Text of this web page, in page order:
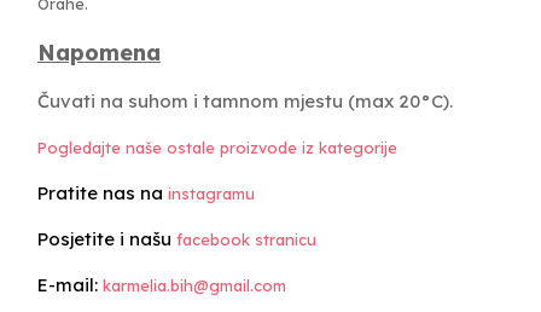
Napomena
Čuvati na suhom i tamnom mjestu (max 20°C).
Pogledajte naše ostale proizvode iz kategorije
Pratite nas na instagramu
Posjetite i našu facebook stranicu
E-mail: karmelia.bih@gmail.com